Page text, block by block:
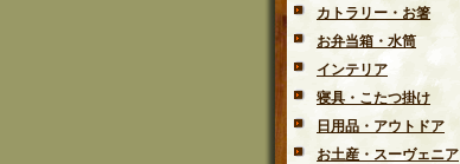
カトラリー・お箸
お弁当箱・水筒
インテリア
寝具・こたつ掛け
日用品・アウトドア
お土産・スーヴェニア